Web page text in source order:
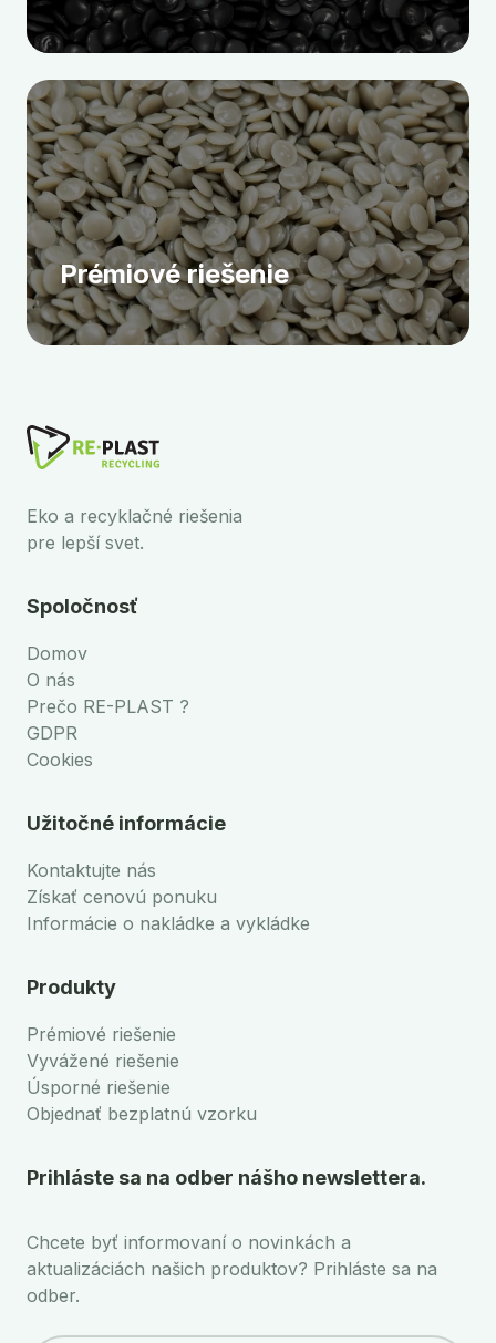
Prémiové riešenie
Eko a recyklačné riešenia
pre lepší svet.
Spoločnosť
Domov
O nás
Prečo RE-PLAST ?
GDPR
Cookies
Užitočné informácie
Kontaktujte nás
Získať cenovú ponuku
Informácie o nakládke a vykládke
Produkty
Prémiové riešenie
Vyvážené riešenie
Úsporné riešenie
Objednať bezplatnú vzorku
Prihláste sa na odber nášho newslettera.
Chcete byť informovaní o novinkách a
aktualizáciách našich produktov? Prihláste sa na
odber.